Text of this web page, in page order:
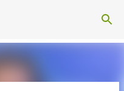
principal